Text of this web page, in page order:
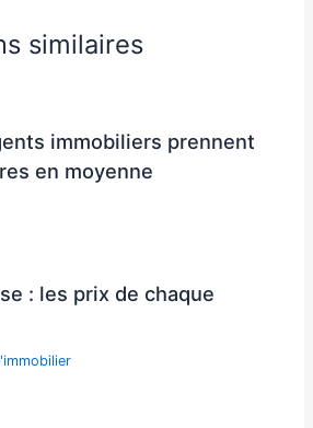
similaires
immobiliers prennent
en moyenne
: les prix de chaque